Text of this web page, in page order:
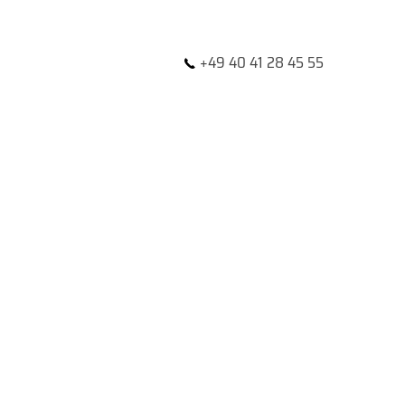
+49 40 41 28 45 55